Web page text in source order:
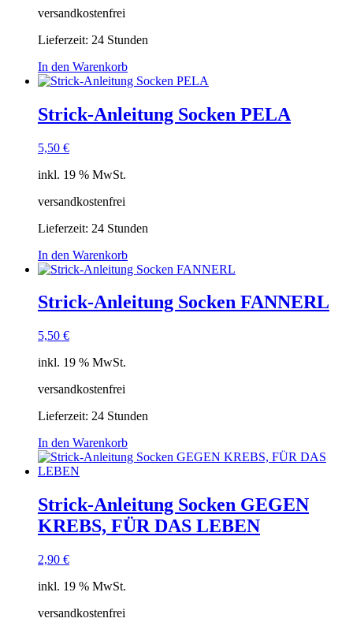
versandkostenfrei
Lieferzeit: 24 Stunden
In den Warenkorb
Strick-Anleitung Socken PELA
5,50 €
inkl. 19 % MwSt.
versandkostenfrei
Lieferzeit: 24 Stunden
In den Warenkorb
Strick-Anleitung Socken FANNERL
5,50 €
inkl. 19 % MwSt.
versandkostenfrei
Lieferzeit: 24 Stunden
In den Warenkorb
Strick-Anleitung Socken GEGEN
KREBS, FÜR DAS LEBEN
2,90 €
inkl. 19 % MwSt.
versandkostenfrei